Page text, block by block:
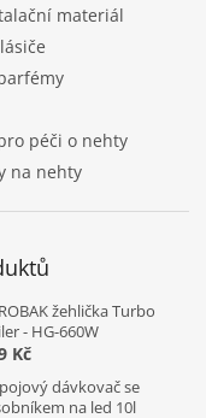
materiál
péči o nehty
na nehty
žehlička Turbo
- HG-660W
Kč
dávkovač se
na led 10l